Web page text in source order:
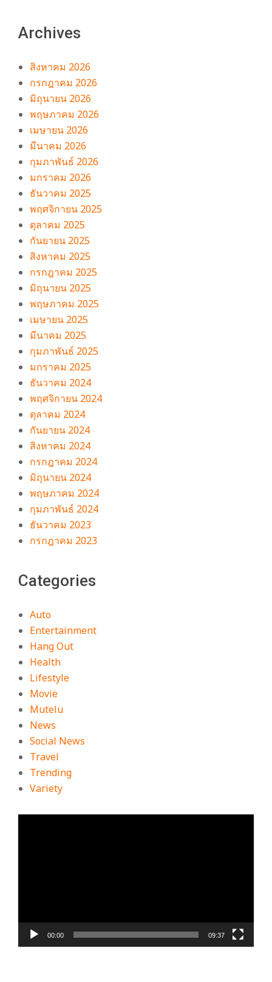
Archives
สิงหาคม 2026
กรกฎาคม 2026
มิถุนายน 2026
พฤษภาคม 2026
เมษายน 2026
มีนาคม 2026
กุมภาพันธ์ 2026
มกราคม 2026
ธันวาคม 2025
พฤศจิกายน 2025
ตุลาคม 2025
กันยายน 2025
สิงหาคม 2025
กรกฎาคม 2025
มิถุนายน 2025
พฤษภาคม 2025
เมษายน 2025
มีนาคม 2025
กุมภาพันธ์ 2025
มกราคม 2025
ธันวาคม 2024
พฤศจิกายน 2024
ตุลาคม 2024
กันยายน 2024
สิงหาคม 2024
กรกฎาคม 2024
มิถุนายน 2024
พฤษภาคม 2024
กุมภาพันธ์ 2024
ธันวาคม 2023
กรกฎาคม 2023
Categories
Auto
Entertainment
Hang Out
Health
Lifestyle
Movie
Mutelu
News
Social News
Travel
Trending
Variety
00:00 09:37